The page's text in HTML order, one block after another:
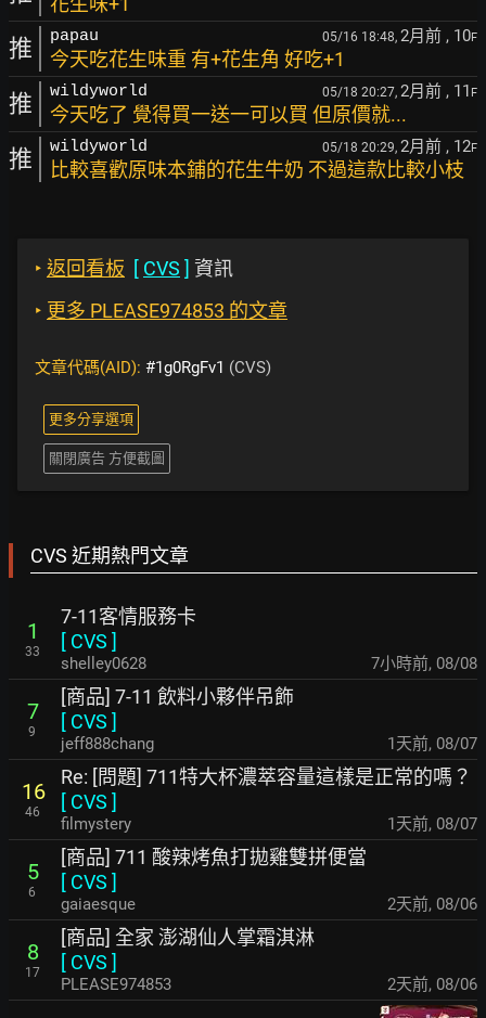
推 papau 05/16 18:48, 2月前 , 10F
今天吃花生味重 有+花生角 好吃+1
推 wildyworld 05/18 20:27, 2月前 , 11 F
今天吃了 覺得買一送一可以買 但原價就...
推 wildyworld 05/18 20:29, 2月前 , 12F
比較喜歡原味本鋪的花生牛奶 不過這款比較小枝
‣ 返回看板 [ CVS ] 資訊
‣ 更多 PLEASE974853 的文章
文章代碼(AID): #1g0RgFv1 (CVS)
更多分享選項
關閉廣告 方便截圖
CVS 近期熱門文章
1
33
7-11客情服務卡
[ CVS ]
shelley0628 7小時前, 08/08
7
9
[商品] 7-11 飲料小夥伴吊飾
[ CVS ]
jeff888chang 1天前, 08/07
16
46
Re: [問題] 711特大杯濃萃容量這樣是正常的嗎？
[ CVS ]
filmystery 1天前, 08/07
5
6
[商品] 711 酸辣烤魚打拋雞雙拼便當
[ CVS ]
gaiaesque 2天前, 08/06
8
17
[商品] 全家 澎湖仙人掌霜淇淋
[ CVS ]
PLEASE974853 2天前, 08/06